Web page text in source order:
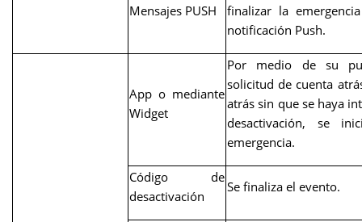
Mensajes PUSH
finalizar la
notificación Push.
App o mediante
Widget
Por medio de su
solicitud de cuenta
atrás sin que se haya
desactivación, se
emergencia.
Código de
desactivación
Se finaliza el evento.